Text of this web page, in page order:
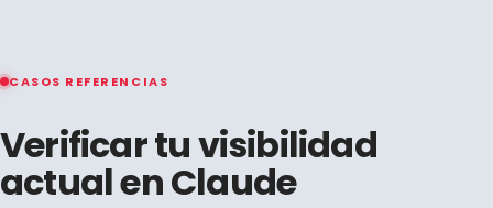
CASOS REFERENCIAS
Verificar tu visibilidad
actual en Claude